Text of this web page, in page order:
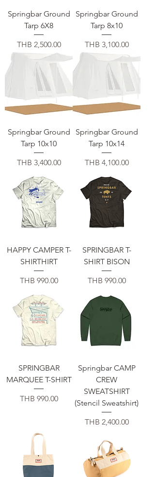
Springbar Ground
Tarp 6X8
Price
THB 2,500.00
Springbar Ground
Tarp 8x10
Price
THB 3,100.00
Springbar Ground
Tarp 10x10
Price
THB 3,400.00
Springbar Ground
Tarp 10x14
Price
THB 4,100.00
HAPPY CAMPER T-
SHIRTHIRT
Price
THB 990.00
SPRINGBAR T-
SHIRT BISON
Price
THB 990.00
SPRINGBAR
MARQUEE T-SHIRT
Price
THB 990.00
Springbar CAMP
CREW
SWEATSHIRT
(Stencil Sweatshirt)
Price
THB 2,400.00